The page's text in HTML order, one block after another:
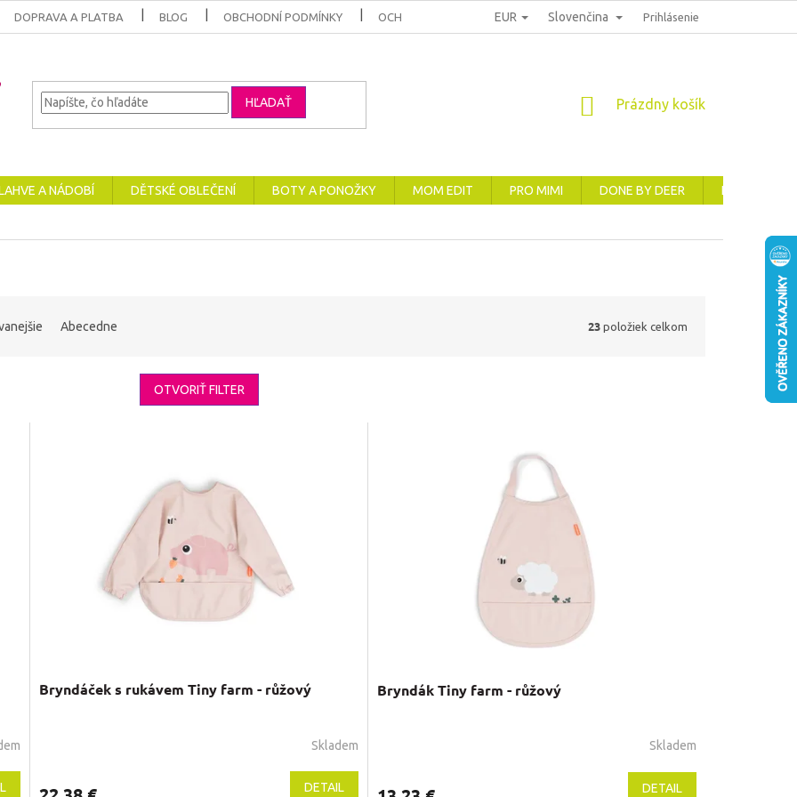
DOPRAVA A PLATBA BLOG OBCHODNÍ PODMÍNKY OCHRANA OSOBNÍCH ÚDAJŮ REKLAMACE, VRÁCENÍ A VÝMĚNA ZBOŽÍ
EUR Slovenčina Prihlásenie
HĽADAŤ
NÁKUPNÝ
Prázdny košík
A NÁDOBÍ DĚTSKÉ OBLEČENÍ BOTY A PONOŽKY MOM EDIT PRO MIMI DONE BY DEER ELODIE
Abecedne 23 položiek celkom
OTVORIŤ FILTER
Bryndáček s rukávem Tiny farm - růžový
Skladem
DETAIL
Bryndák Tiny farm - růžový
Skladem
DETAIL